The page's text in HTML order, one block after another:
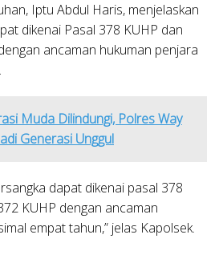
Iptu Abdul Haris, menjelaskan
dikenai Pasal 378 KUHP dan
ancaman hukuman penjara
Muda Dilindungi, Polres Way
Generasi Unggul
dapat dikenai pasal 378
KUHP dengan ancaman
empat tahun,” jelas Kapolsek.